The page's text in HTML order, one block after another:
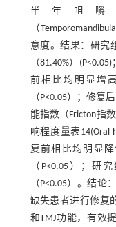
半年咀
（
意度。结果：研究
（81.40%）
前相比均明显增
（P<0.05）；修复
能指数（Fricton指
响程度量表14(Oral
复前相比均明显降
（P<0.05）；研
（P<0.05）。结
缺失患者进行修复
和TMJ功能，有效